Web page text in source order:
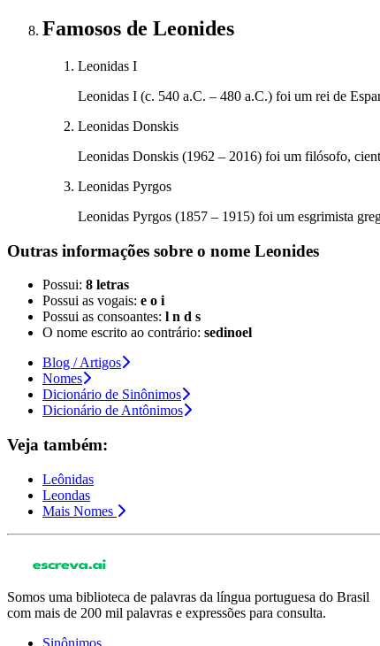
Famosos de Leonides
Leonidas I
Leonidas I (c. 540 a.C. – 480 a.C.) foi um rei de
Leonidas Donskis
Leonidas Donskis (1962 – 2016) foi um filósofo,
Leonidas Pyrgos
Leonidas Pyrgos (1857 – 1915) foi um esgrimista
Outras informações sobre o nome Leonides
Possui: 8 letras
Possui as vogais: e o i
Possui as consoantes: l n d s
O nome escrito ao contrário: sedinoel
Blog / Artigos
Nomes
Dicionário de Sinônimos
Dicionário de Antônimos
Veja também:
Leônidas
Leondas
Mais Nomes
Somos uma biblioteca de palavras da língua portuguesa do Brasil
com mais de 200 mil palavras e expressões para consulta.
Sinônimos